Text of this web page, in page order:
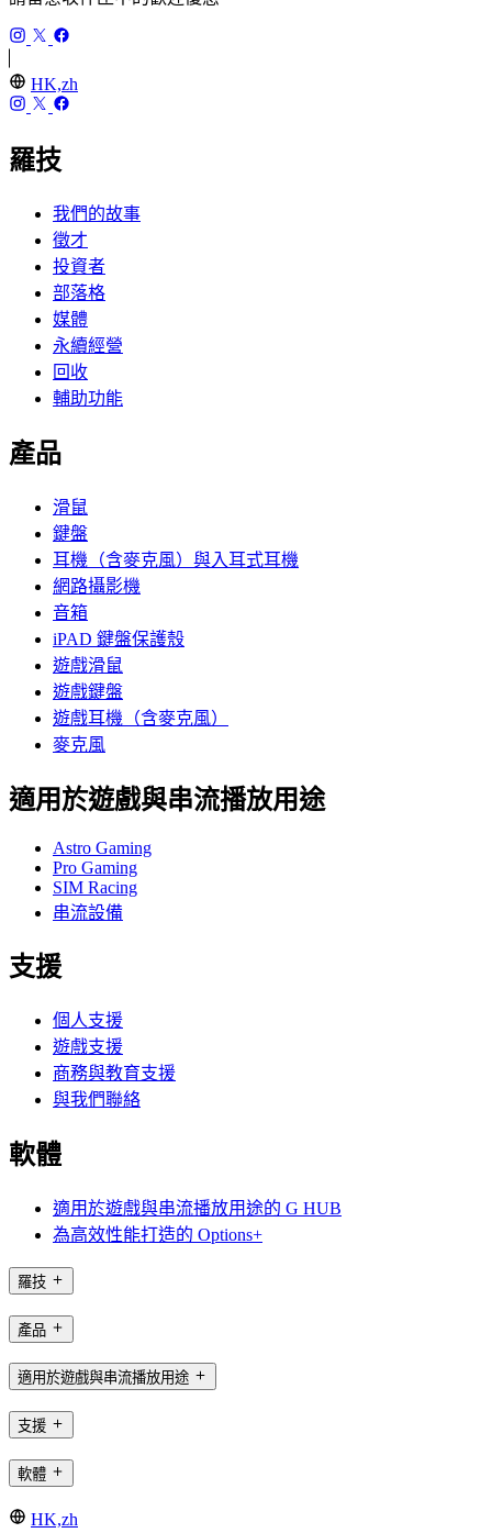
HK,zh
羅技
我們的故事
徵才
投資者
部落格
媒體
永續經營
回收
輔助功能
產品
滑鼠
鍵盤
耳機（含麥克風）與入耳式耳機
網路攝影機
音箱
iPAD 鍵盤保護殼
遊戲滑鼠
遊戲鍵盤
遊戲耳機（含麥克風）
麥克風
適用於遊戲與串流播放用途
Astro Gaming
Pro Gaming
SIM Racing
串流設備
支援
個人支援
遊戲支援
商務與教育支援
與我們聯絡
軟體
適用於遊戲與串流播放用途的 G HUB
為高效性能打造的 Options+
羅技
產品
適用於遊戲與串流播放用途
支援
軟體
HK,zh